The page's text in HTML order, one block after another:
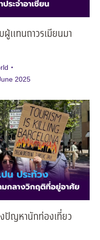
ผู้แทนถาวรเมียนมา
2025
งปัญหานักท่องเที่ยว